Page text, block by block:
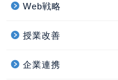
Web戦略
授業改善
企業連携